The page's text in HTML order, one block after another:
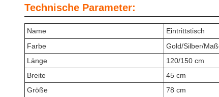
Technische Parameter:
Name
Eintrittstisch
Farbe
Gold/Silber/
Länge
120/150 cm
Breite
45 cm
Größe
78 cm